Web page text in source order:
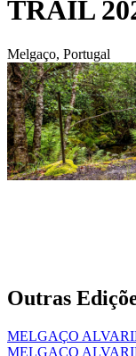
TRAIL
Melgaço, Portugal
Outras
MELGAÇO
MELGAÇO